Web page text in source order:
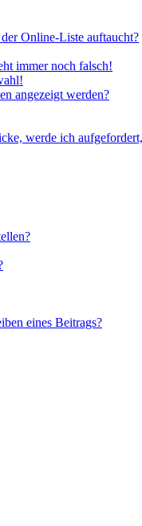
Online-Liste auftaucht?
immer noch falsch!
angezeigt werden?
werde ich
eines Beitrags?